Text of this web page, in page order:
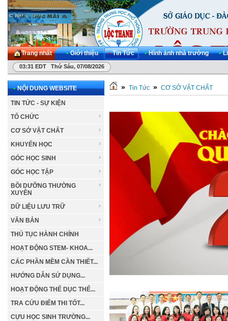
Trang nhất • Giới thiệu • Tin Tức • Hình ảnh nhà trường •
03:31 EDT Thứ Sáu, 07/08/2026
• NỘI DUNG WEBSITE
TIN TỨC - SỰ KIỆN
TỔ CHỨC
CƠ SỞ VẬT CHẤT
KHUYẾN HỌC
GÓC HỌC SINH
GÓC HỌC TẬP
BỒI DƯỠNG THƯỜNG
XUYÊN
DỮ LIỆU LƯU TRỮ
VĂN BẢN
THỦ TỤC HÀNH CHÍNH
HOẠT ĐỘNG STEM- KHOA...
CÁC PHẦN MỀM CẦN THIẾT...
HƯỚNG DẪN SỬ DỤNG...
HOẠT ĐỘNG THỂ DỤC THỂ...
TRA CỨU ĐIỂM THI TỐT...
CỰU HỌC SINH TRƯỜNG...
» Tin Tức » CƠ SỞ VẬT CHẤT